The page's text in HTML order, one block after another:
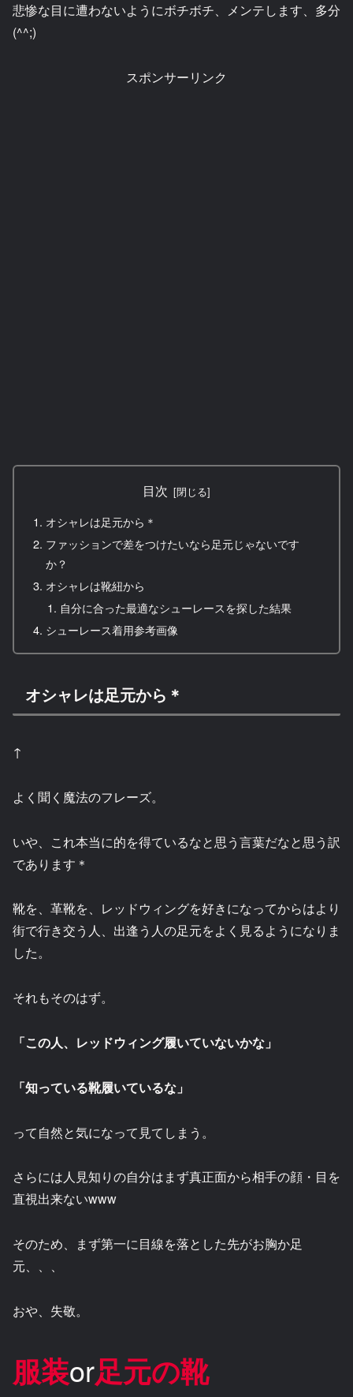
悲惨な目に遭わないようにボチボチ、メンテします、多分
(^^;)
スポンサーリンク
目次
オシャレは足元から＊
ファッションで差をつけたいなら足元じゃないです
か？
オシャレは靴紐から
自分に合った最適なシューレースを探した結果
シューレース着用参考画像
オシャレは足元から＊
↑
よく聞く魔法のフレーズ。
いや、これ本当に的を得ているなと思う言葉だなと思う訳
であります＊
靴を、革靴を、レッドウィングを好きになってからはより
街で行き交う人、出逢う人の足元をよく見るようになりま
した。
それもそのはず。
「この人、レッドウィング履いていないかな」
「知っている靴履いているな」
って自然と気になって見てしまう。
さらには人見知りの自分はまず真正面から相手の顔・目を
直視出来ないwww
そのため、まず第一に目線を落とした先がお胸か足
元、、、
おや、失敬。
服装or足元の靴